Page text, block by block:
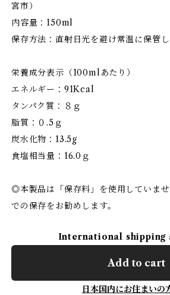
宮市）
内容量：150ml
保存方法：直射日光を避け常温に保管
栄養成分表示（100mlあたり）
エネルギー：91Kcal
タンパク質：８ｇ
脂質：０.5ｇ
炭水化物：13.5g
食塩相当量：16.0ｇ
◎本製品は「保存料」を使用していま
での保存をお勧めします。
International shipping
Add to cart
日本国内にお住まいの